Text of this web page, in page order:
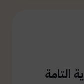
التامة